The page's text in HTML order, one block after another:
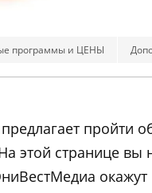
программы и ЦЕНЫ
пройти
этой странице